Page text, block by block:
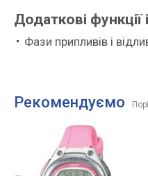
Додаткові
Фази припливів і
Рекомендуємо